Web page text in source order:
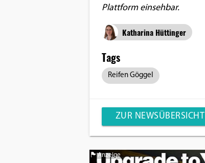
Plattform einsehbar.
Katharina Hüttinger
Tags
Reifen Göggel
ZUR NEWSÜBERSICHT
Anzeige